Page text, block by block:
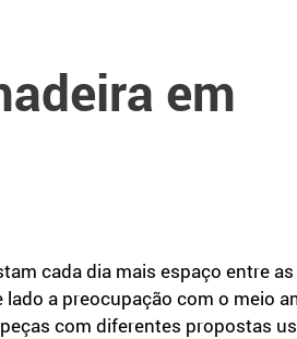
em
cada dia mais espaço entre
a preocupação com o meio
com diferentes propostas